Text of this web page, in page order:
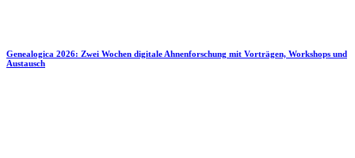
Genealogica 2026: Zwei Wochen digitale Ahnenforschung mit Vorträgen, Workshops und
Austausch